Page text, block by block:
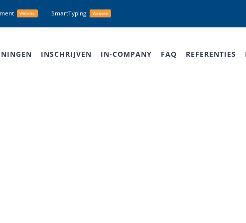
Website SmartTyping Website
INSCHRIJVEN IN-COMPANY FAQ REFERENTIES